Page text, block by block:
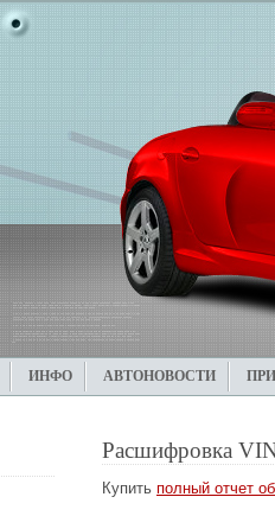
ИНФО АВТОНОВОСТИ
Расшифровка
Купить полный отчет